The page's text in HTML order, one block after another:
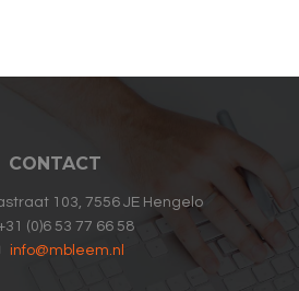
CONTACT
103, 7556 JE Hengelo
(0)6 53 77 66 58
info@mbleem.nl